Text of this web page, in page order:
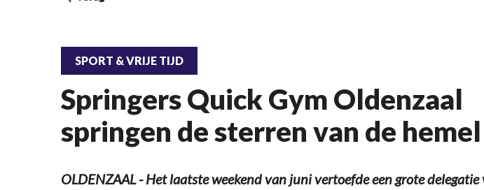
SPORT & VRIJE TIJD
Springers Quick Gym Oldenzaal
springen de sterren van de hemel
OLDENZAAL - Het laatste weekend van juni vertoefde een grote delegatie